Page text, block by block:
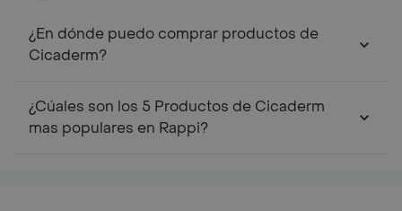
¿En dónde puedo comprar productos de
Cicaderm?
¿Cúales son los 5 Productos de Cicaderm
mas populares en Rappi?